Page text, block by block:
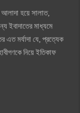
হয়ে সালাত,
ইবাদাতের মাধ্যমে
এত মর্যাদা যে, প্রত্যেক
নিয়ে ইতিকাফ